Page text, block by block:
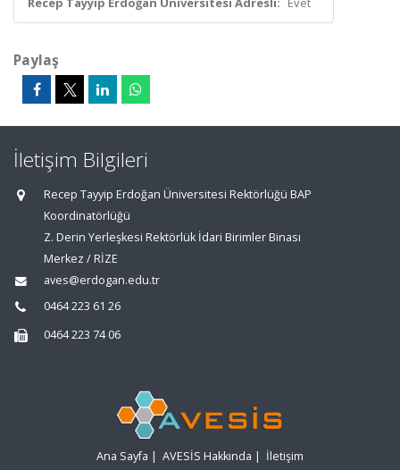
Paylaş
İletişim Bilgileri
Recep Tayyip Erdoğan Üniversitesi Rektörlüğü BAP
Koordinatörlüğü
Z. Derin Yerleşkesi Rektörlük İdari Birimler Binası
Merkez / RİZE
aves@erdogan.edu.tr
0464 223 61 26
0464 223 74 06
Ana Sayfa | AVESİS Hakkında | İletişim